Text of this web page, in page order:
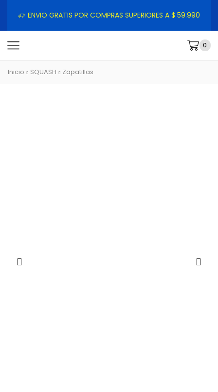
ENVIO GRATIS POR COMPRAS SUPERIORES A $ 59.990
0
Inicio SQUASH Zapatillas